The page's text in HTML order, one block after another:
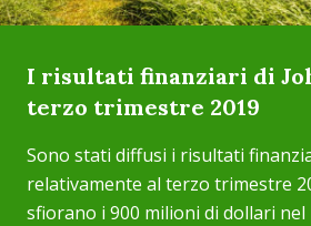
I risultati finanziari di
terzo trimestre 2019
Sono stati diffusi i risultati
relativamente al terzo trimestre
sfiorano i 900 milioni di dollari